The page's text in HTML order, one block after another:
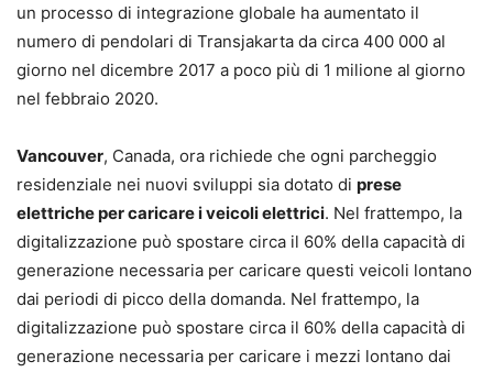
un processo di integrazione globale ha aumentato il
numero di pendolari di Transjakarta da circa 400 000 al
giorno nel dicembre 2017 a poco più di 1 milione al giorno
nel febbraio 2020.
Vancouver, Canada, ora richiede che ogni parcheggio
residenziale nei nuovi sviluppi sia dotato di prese
elettriche per caricare i veicoli elettrici. Nel frattempo, la
digitalizzazione può spostare circa il 60% della capacità di
generazione necessaria per caricare questi veicoli lontano
dai periodi di picco della domanda. Nel frattempo, la
digitalizzazione può spostare circa il 60% della capacità di
generazione necessaria per caricare i mezzi lontano dai